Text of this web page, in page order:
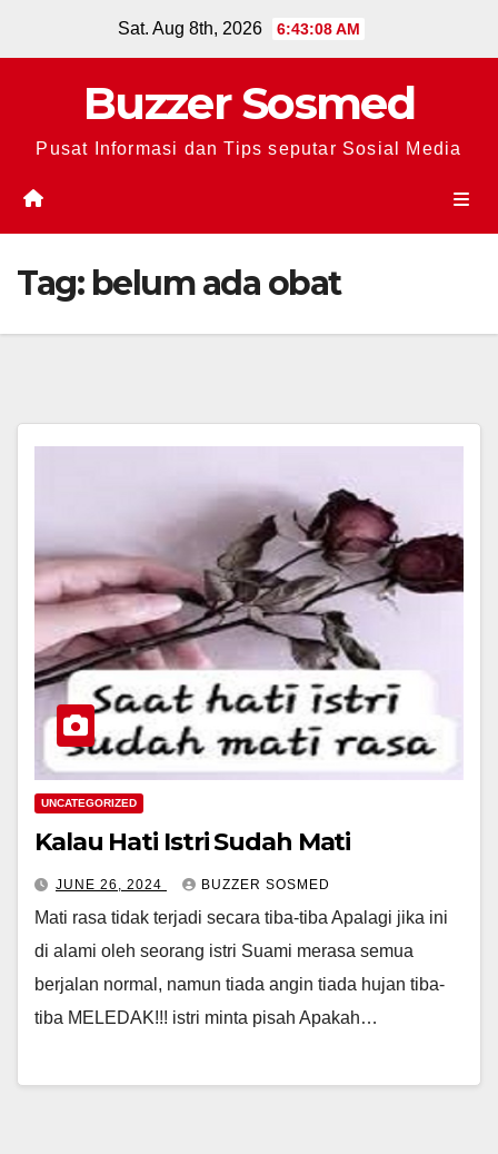
Sat. Aug 8th, 2026 6:43:08 AM
Buzzer Sosmed
Pusat Informasi dan Tips seputar Sosial Media
Tag: belum ada obat
UNCATEGORIZED
Kalau Hati Istri Sudah Mati
JUNE 26, 2024 BUZZER SOSMED
Mati rasa tidak terjadi secara tiba-tiba Apalagi jika ini
di alami oleh seorang istri Suami merasa semua
berjalan normal, namun tiada angin tiada hujan tiba-
tiba MELEDAK!!! istri minta pisah Apakah…